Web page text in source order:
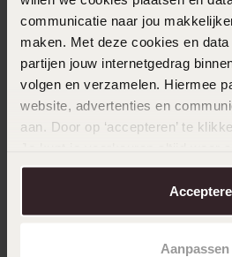
communicatie naar jou
maken. Met deze cookies en
partijen jouw internetgedrag
volgen en verzamelen. Hiermee
website, advertenties en
aan. Door op ‘accepteren’ te
over in onscookiebeleid.
Aanpassen